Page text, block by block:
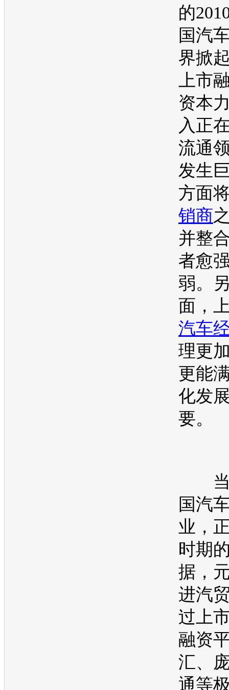
的
国汽
界掀
上市
资本
入正
流通
发生
方面
销商
并整
者愈
弱。
面，
汽车
理更
更能
化发
要。
当
国汽
业，
时期
据，
进汽
过上
融资
汇、
通等